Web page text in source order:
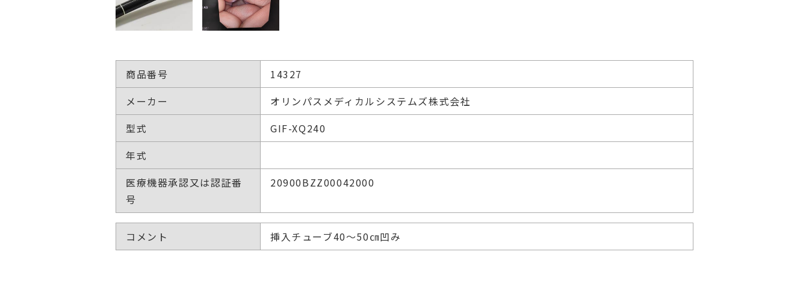
商品番号
14327
メーカー
オリンパスメディカルシステムズ株式会社
型式
GIF-XQ240
年式
医療機器承認又は認証番
号
20900BZZ00042000
コメント 挿入チューブ40～50㎝凹み